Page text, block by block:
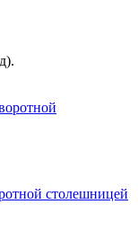
столешницей